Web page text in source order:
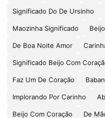
Significado Do De Ursinho
Maozinha Significado
De Boa Noite Amor
Significado Beijo Com
Faz Um De Coração
Implorando Por Carinho
Beijo Com Coração De